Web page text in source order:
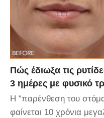
Πώς έδιωξα τις
3 ημέρες με φυσικό
Η “παρένθεση του
φαίνεται 10 χρόνια